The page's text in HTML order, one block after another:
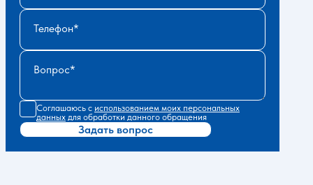
Телефон
Вопрос
Соглашаюсь с использованием моих персональных
данных для обработки данного обращения
Задать вопрос